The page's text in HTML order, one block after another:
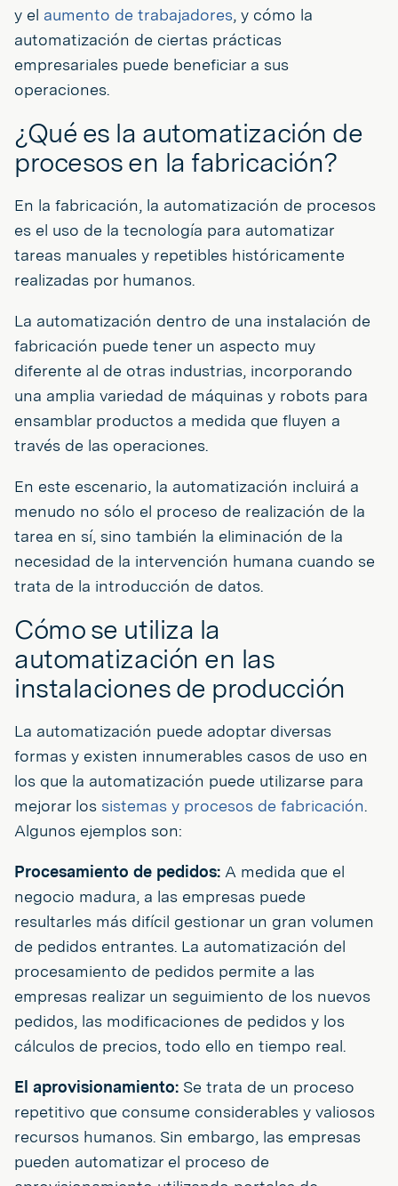
y el aumento de trabajadores, y cómo la
automatización de ciertas prácticas
empresariales puede beneficiar a sus
operaciones.
¿Qué es la automatización de
procesos en la fabricación?
En la fabricación, la automatización de procesos
es el uso de la tecnología para automatizar
tareas manuales y repetibles históricamente
realizadas por humanos.
La automatización dentro de una instalación de
fabricación puede tener un aspecto muy
diferente al de otras industrias, incorporando
una amplia variedad de máquinas y robots para
ensamblar productos a medida que fluyen a
través de las operaciones.
En este escenario, la automatización incluirá a
menudo no sólo el proceso de realización de la
tarea en sí, sino también la eliminación de la
necesidad de la intervención humana cuando se
trata de la introducción de datos.
Cómo se utiliza la
automatización en las
instalaciones de producción
La automatización puede adoptar diversas
formas y existen innumerables casos de uso en
los que la automatización puede utilizarse para
mejorar los sistemas y procesos de fabricación.
Algunos ejemplos son:
Procesamiento de pedidos: A medida que el
negocio madura, a las empresas puede
resultarles más difícil gestionar un gran volumen
de pedidos entrantes. La automatización del
procesamiento de pedidos permite a las
empresas realizar un seguimiento de los nuevos
pedidos, las modificaciones de pedidos y los
cálculos de precios, todo ello en tiempo real.
El aprovisionamiento: Se trata de un proceso
repetitivo que consume considerables y valiosos
recursos humanos. Sin embargo, las empresas
pueden automatizar el proceso de